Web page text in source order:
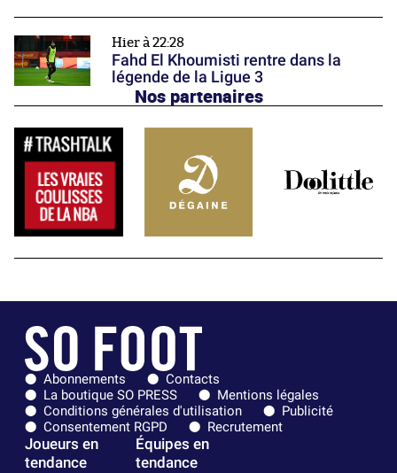
Hier à 22:28
Fahd El Khoumisti rentre dans la
légende de la Ligue 3
Nos partenaires
Abonnements
Contacts
La boutique SO PRESS
Mentions légales
Conditions générales d'utilisation
Publicité
Consentement RGPD
Recrutement
Joueurs en
tendance
Équipes en
tendance